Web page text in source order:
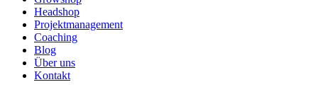
Headshop
Projektmanagement
Coaching
Blog
Über uns
Kontakt